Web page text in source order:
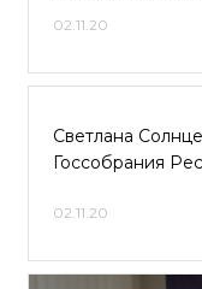
02.11.20
Светлана
Госсобрания
02.11.20